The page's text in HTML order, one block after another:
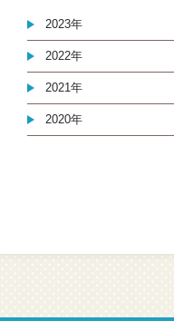
2023年
2022年
2021年
2020年